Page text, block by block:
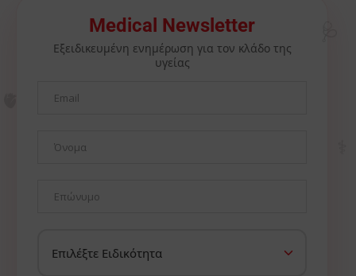
Medical Newsletter
Εξειδικευμένη ενημέρωση για τον κλάδο της
υγείας